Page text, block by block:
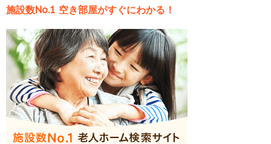
施設数No.1 空き部屋がすぐにわかる！